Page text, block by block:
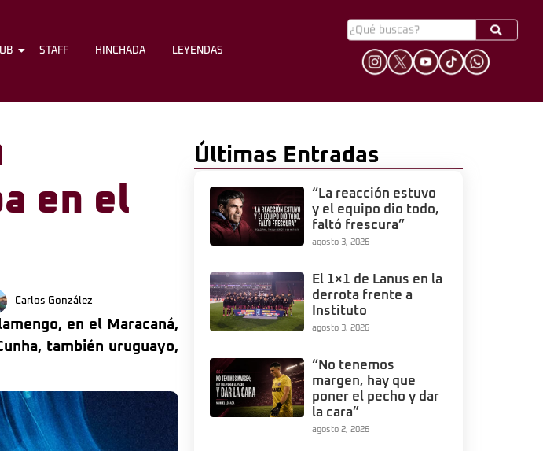
GRANATES CLUB STAFF HINCHADA
STAFF HINCHADA LEYENDAS
en el
Carlos González
en el Maracaná,
también uruguayo,
Últimas Entradas
“La reacción estuvo
y el equipo dio todo,
faltó frescura”
agosto 3, 2026
El 1×1 de Lanus en la
derrota frente a
Instituto
agosto 3, 2026
“No tenemos
margen, hay que
poner el pecho y dar
la cara”
agosto 2, 2026